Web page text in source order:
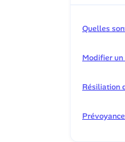
Quelles
Modifier
Résiliation